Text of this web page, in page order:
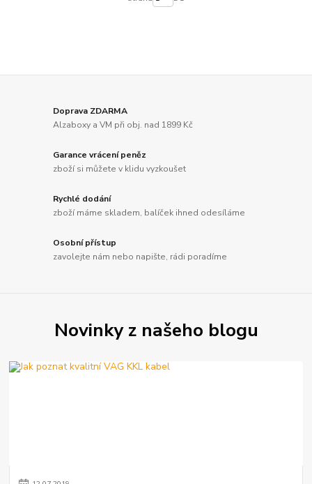
Doprava ZDARMA
Alzaboxy a VM při obj. nad 1899 Kč
Garance vrácení peněz
zboží si můžete v klidu vyzkoušet
Rychlé dodání
zboží máme skladem, balíček ihned odesíláme
Osobní přístup
zavolejte nám nebo napište, rádi poradíme
Novinky z našeho blogu